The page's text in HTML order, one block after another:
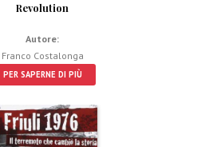
Revolution
Autore:
Franco Costalonga
PER SAPERNE DI PIÙ